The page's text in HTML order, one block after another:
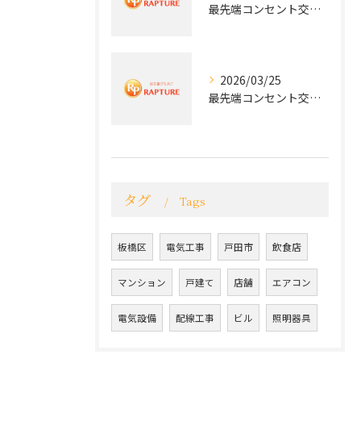
最先端コンセント交換で快適な生活を実現する電気工事の技術
2026/03/25
最先端コンセント交換で実現する安全と快適な住環境
タグ Tags
板橋区 電気工事 戸田市 飲食店
マンション 戸建て 店舗 エアコン
電気設備 配線工事 ビル 照明器具